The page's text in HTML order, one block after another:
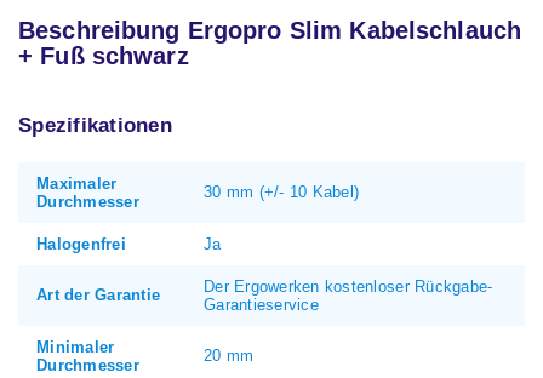
Beschreibung Ergopro Slim Kabelschlauch
+ Fuß schwarz
Spezifikationen
Maximaler
Durchmesser
30 mm (+/- 10 Kabel)
Halogenfrei Ja
Art der Garantie
Der Ergowerken kostenloser Rückgabe-
Garantieservice
Minimaler
Durchmesser
20 mm